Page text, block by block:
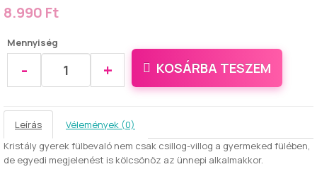
8.990 Ft
Mennyiség
- + KOSÁRBA TESZEM
Leírás
Vélemények (0)
Kristály gyerek fülbevaló nem csak csillog-villog a gyermeked fülében,
de egyedi megjelenést is kölcsönöz az ünnepi alkalmakkor.